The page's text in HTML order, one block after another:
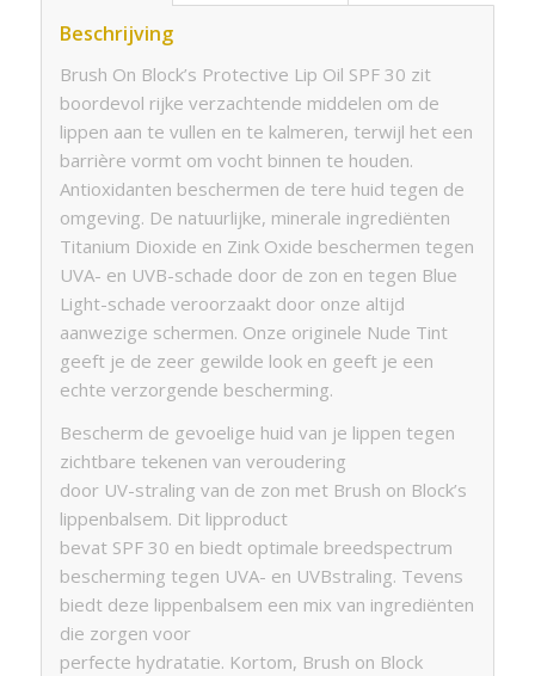
Beschrijving
Brush On Block’s Protective Lip Oil SPF 30 zit
boordevol rijke verzachtende middelen om de
lippen aan te vullen en te kalmeren, terwijl het een
barrière vormt om vocht binnen te houden.
Antioxidanten beschermen de tere huid tegen de
omgeving. De natuurlijke, minerale ingrediënten
Titanium Dioxide en Zink Oxide beschermen tegen
UVA- en UVB-schade door de zon en tegen Blue
Light-schade veroorzaakt door onze altijd
aanwezige schermen. Onze originele Nude Tint
geeft je de zeer gewilde look en geeft je een
echte verzorgende bescherming.
Bescherm de gevoelige huid van je lippen tegen
zichtbare tekenen van veroudering
door UV-straling van de zon met Brush on Block’s
lippenbalsem. Dit lipproduct
bevat SPF 30 en biedt optimale breedspectrum
bescherming tegen UVA- en UVBstraling. Tevens
biedt deze lippenbalsem een mix van ingrediënten
die zorgen voor
perfecte hydratatie. Kortom, Brush on Block